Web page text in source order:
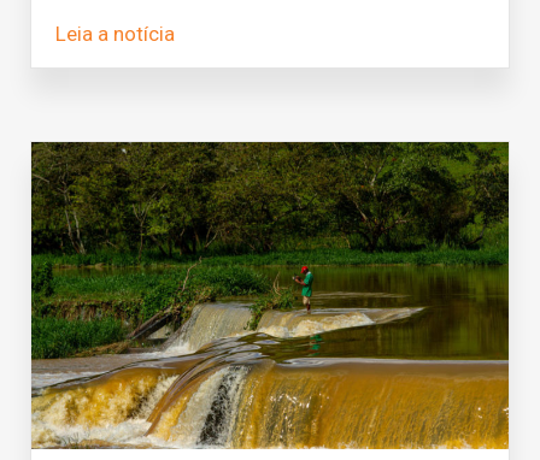
Leia a notícia